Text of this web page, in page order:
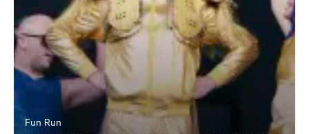
Fun Run